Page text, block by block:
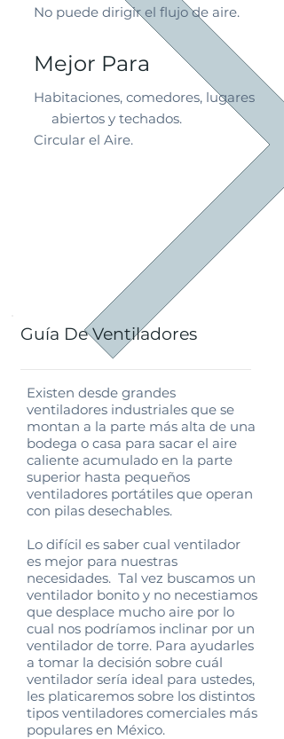
No puede dirigir el flujo de aire.
Mejor Para
Habitaciones, comedores, lugares
abiertos y techados.
Circular el Aire.
Guía De Ventiladores
Existen desde grandes
ventiladores industriales que se
montan a la parte más alta de una
bodega o casa para sacar el aire
caliente acumulado en la parte
superior hasta pequeños
ventiladores portátiles que operan
con pilas desechables.
Lo difícil es saber cual ventilador
es mejor para nuestras
necesidades. Tal vez buscamos un
ventilador bonito y no necestiamos
que desplace mucho aire por lo
cual nos podríamos inclinar por un
ventilador de torre. Para ayudarles
a tomar la decisión sobre cuál
ventilador sería ideal para ustedes,
les platicaremos sobre los distintos
tipos ventiladores comerciales más
populares en México.